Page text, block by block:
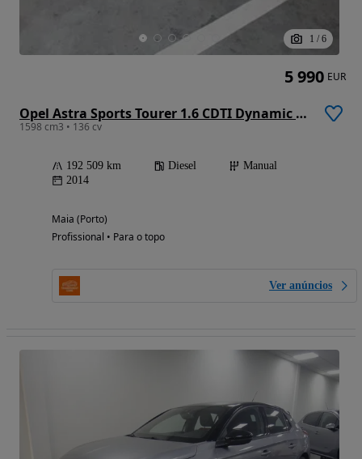
1 / 6
Opel Astra Sports Tourer 1.6 CDTI Dynamic S/S
1598 cm3 • 136 cv
192 509 km Diesel
Manual
2014
Maia (Porto)
Profissional • Para o topo
Ver anúncios
5 990 EUR